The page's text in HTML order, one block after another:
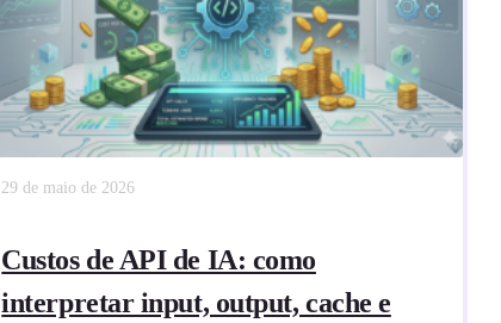
29 de maio de 2026
Custos de API de IA: como
interpretar input, output, cache e